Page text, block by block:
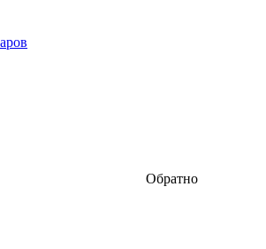
Обратно